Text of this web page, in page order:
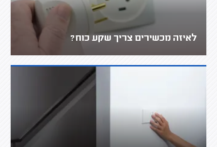
לאיזה מכשירים צריך שקע כוח?